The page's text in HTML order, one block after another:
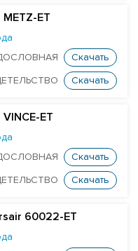
METZ-ET
Скачать
Скачать
VINCE-ET
Скачать
Скачать
60022-ET